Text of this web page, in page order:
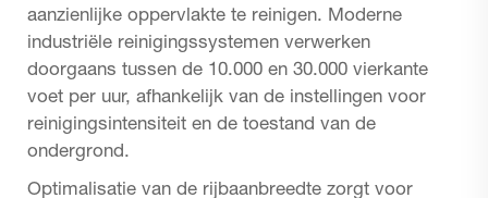
aanzienlijke oppervlakte te reinigen. Moderne
industriële reinigingssystemen verwerken
doorgaans tussen de 10.000 en 30.000 vierkante
voet per uur, afhankelijk van de instellingen voor
reinigingsintensiteit en de toestand van de
ondergrond.
Optimalisatie van de rijbaanbreedte zorgt voor